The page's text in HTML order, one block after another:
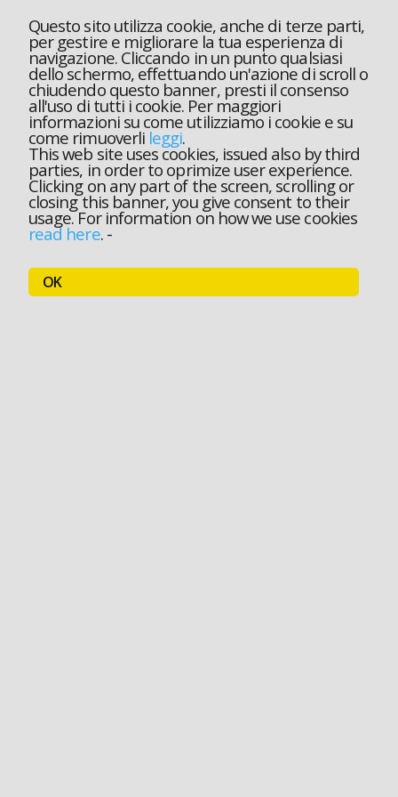
Questo sito utilizza cookie, anche di terze parti,
per gestire e migliorare la tua esperienza di
navigazione. Cliccando in un punto qualsiasi
dello schermo, effettuando un'azione di scroll o
chiudendo questo banner, presti il consenso
all'uso di tutti i cookie. Per maggiori
informazioni su come utilizziamo i cookie e su
come rimuoverli leggi.
This web site uses cookies, issued also by third
parties, in order to oprimize user experience.
Clicking on any part of the screen, scrolling or
closing this banner, you give consent to their
usage. For information on how we use cookies
read here.-
OK